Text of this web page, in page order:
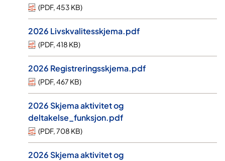
(PDF,453 KB)
2026 Livskvalitesskjema.pdf
(PDF,418 KB)
2026 Registreringsskjema.pdf
(PDF,467 KB)
2026 Skjema aktivitet og
deltakelse_funksjon.pdf
(PDF,708 KB)
2026 Skjema aktivitet og